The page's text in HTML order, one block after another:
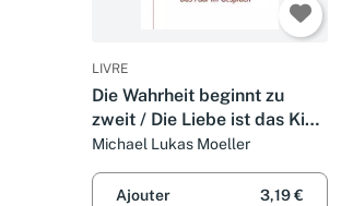
LIVRE
Die Wahrheit beginnt zu
zweit / Die Liebe ist das Kind
der Freiheit: Das Paar im
Gespräch
Michael Lukas Moeller
Ajouter 3,19 €